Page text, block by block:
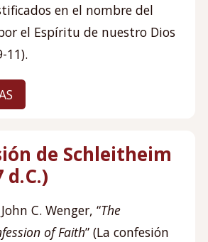
en el nombre del
el Espíritu de nuestro Dios
11).
de Schleitheim
d.C.)
C. Wenger, “The
of Faith” (La confesión